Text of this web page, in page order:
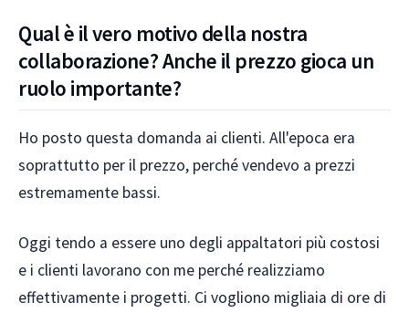
Qual è il vero motivo della nostra
collaborazione? Anche il prezzo gioca un
ruolo importante?
Ho posto questa domanda ai clienti. All'epoca era
soprattutto per il prezzo, perché vendevo a prezzi
estremamente bassi.
Oggi tendo a essere uno degli appaltatori più costosi
e i clienti lavorano con me perché realizziamo
effettivamente i progetti. Ci vogliono migliaia di ore di